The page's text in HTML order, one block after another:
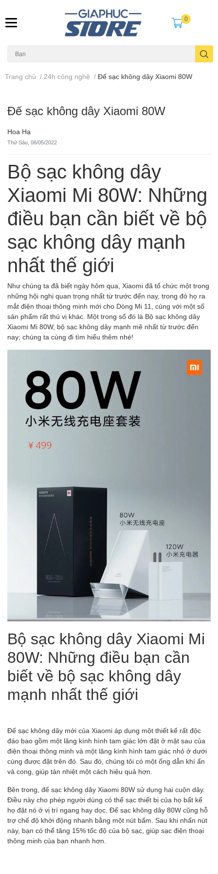
0
Trang chủ / 24h công nghệ / Đế sạc không dây Xiaomi 80W
Đế sạc không dây Xiaomi 80W
Hoa Hạ
Thứ Sáu, 06/05/2022
Bộ sạc không dây
Xiaomi Mi 80W: Những
điều bạn cần biết về bộ
sạc không dây mạnh
nhất thế giới
Như chúng ta đã biết ngày hôm qua, Xiaomi đã tổ chức một trong
những hội nghị quan trọng nhất từ ​​trước đến nay, trong đó họ ra
mắt điện thoại thông minh mới cho Dòng Mi 11, cùng với một số
sản phẩm rất thú vị khác. Một trong số đó là Bộ sạc không dây
Xiaomi Mi 80W, bộ sạc không dây mạnh mẽ nhất từ ​​trước đến
nay; chúng ta cùng đi tìm hiểu thêm nhé!
Bộ sạc không dây Xiaomi Mi
80W: Những điều bạn cần
biết về bộ sạc không dây
mạnh nhất thế giới
Đế sạc không dây mới của Xiaomi áp dụng một thiết kế rất độc
đáo bao gồm một lăng kính hình tam giác lớn đặt ở mặt sau của
điện thoại thông minh và một lăng kính hình tam giác nhỏ ở dưới
cùng được đặt trên đó. Sau đó, chúng tôi có một ống dẫn khí ẩn
và cong, giúp tản nhiệt một cách hiệu quả hơn.
Bên trong, đế sạc không dây Xiaomi 80W sử dụng hai cuộn dây.
Điều này cho phép người dùng có thể sạc thiết bị của họ bất kể
họ đặt nó ở vị trí ngang hay dọc. Đế sạc không dây 80W cũng hỗ
trợ chế độ khởi động nhanh bằng một nút bấm. Sau khi nhấn nút
này, bạn có thể tăng 15% tốc độ của bộ sạc, giúp sạc điện thoại
thông minh của bạn nhanh hơn.